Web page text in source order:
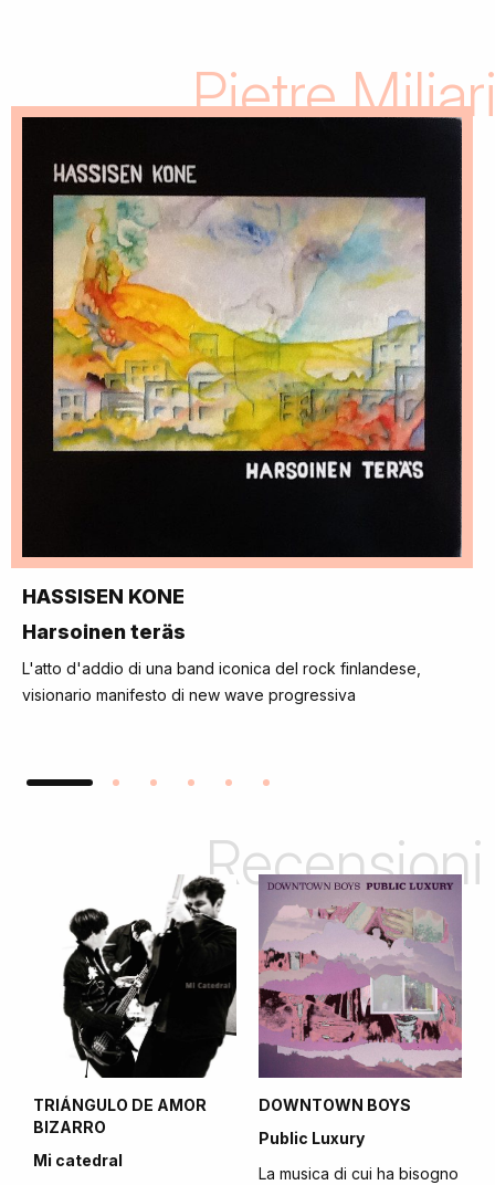
Pietre
HASSISEN KONE
Harsoinen teräs
L'atto d'addio di una band iconica del rock finlandese,
visionario manifesto di new wave progressiva
Recensioni
TRIÁNGULO DE AMOR
BIZARRO
Mi catedral
DOWNTOWN BOYS
Public Luxury
La musica di cui ha bisogno